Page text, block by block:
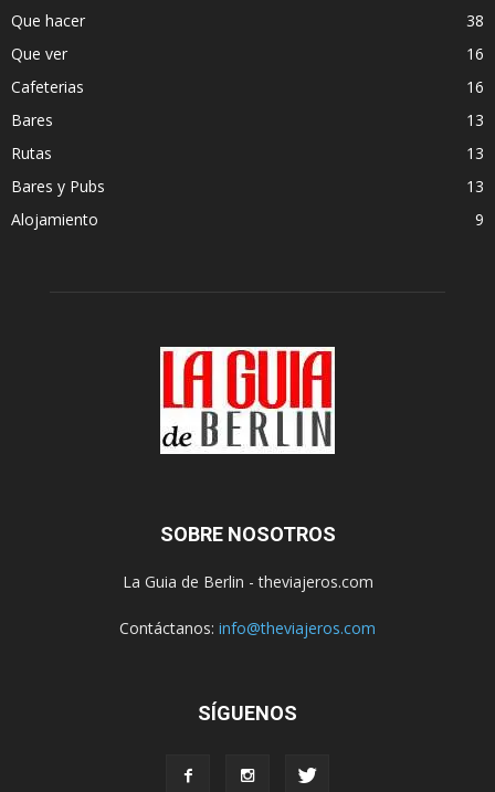
Que hacer
38
Que ver
16
Cafeterias
16
Bares
13
Rutas
13
Bares y Pubs
13
Alojamiento
9
SOBRE NOSOTROS
La Guia de Berlin - theviajeros.com
Contáctanos: info@theviajeros.com
SÍGUENOS